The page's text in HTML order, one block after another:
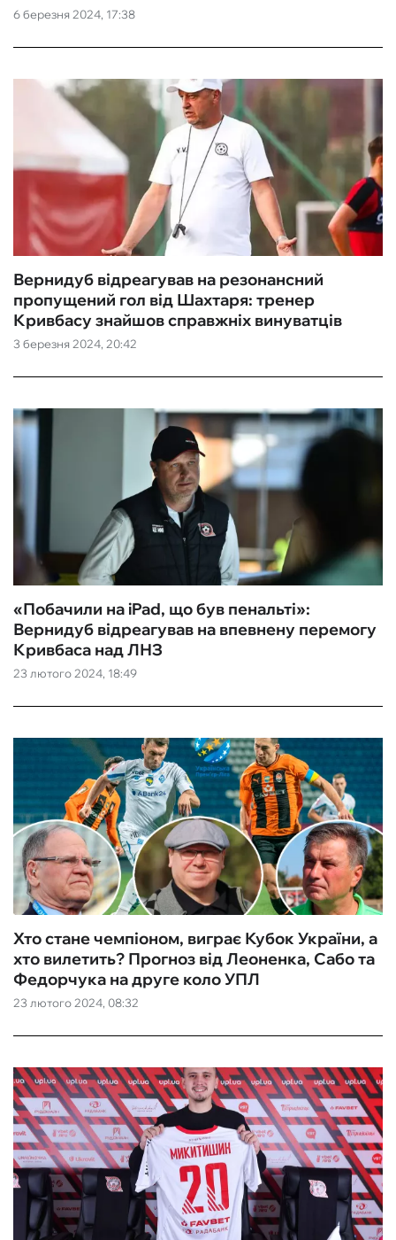
6 березня 2024, 17:38
3 березня 2024, 20:42
Вернидуб відреагував на резонансний
пропущений гол від Шахтаря: тренер
Кривбасу знайшов справжніх винуватців
23 лютого 2024, 18:49
«Побачили на iPad, що був пенальті»:
Вернидуб відреагував на впевнену перемогу
Кривбаса над ЛНЗ
23 лютого 2024, 08:32
Хто стане чемпіоном, виграє Кубок України, а
хто вилетить? Прогноз від Леоненка, Сабо та
Федорчука на друге коло УПЛ